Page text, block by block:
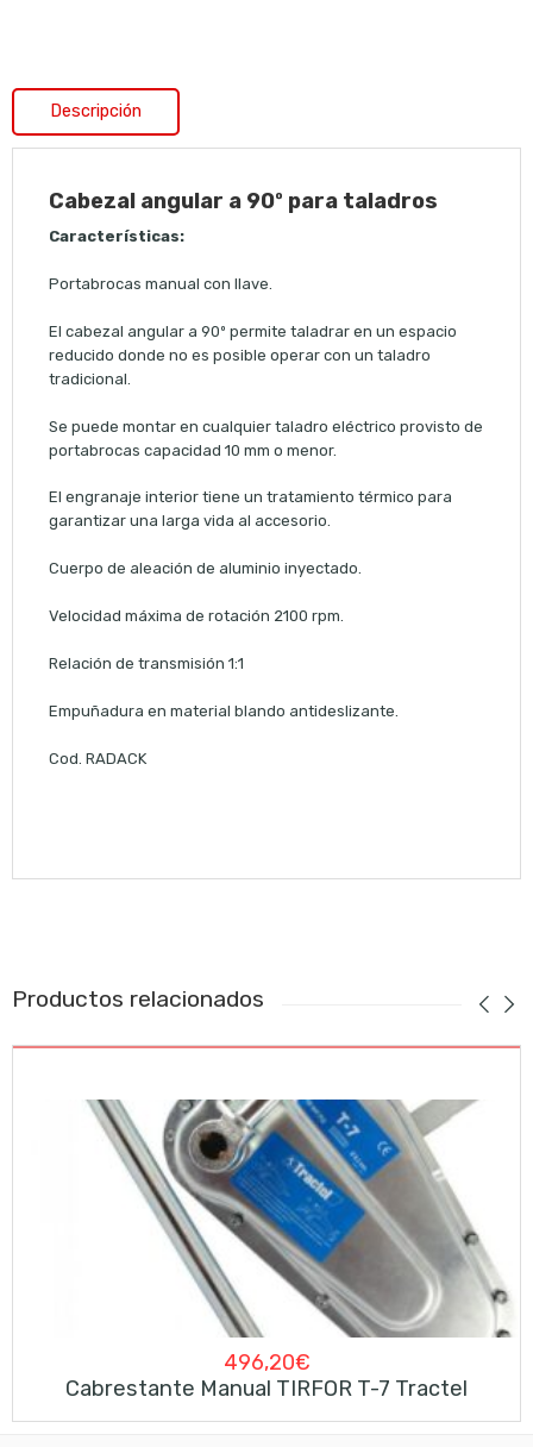
Descripción
Cabezal angular a 90º para taladros
Características:
Portabrocas manual con llave.
El cabezal angular a 90º permite taladrar en un espacio
reducido donde no es posible operar con un taladro
tradicional.
Se puede montar en cualquier taladro eléctrico provisto de
portabrocas capacidad 10 mm o menor.
El engranaje interior tiene un tratamiento térmico para
garantizar una larga vida al accesorio.
Cuerpo de aleación de aluminio inyectado.
Velocidad máxima de rotación 2100 rpm.
Relación de transmisión 1:1
Empuñadura en material blando antideslizante.
Cod. RADACK
Productos relacionados
496,20€
Cabrestante Manual TIRFOR T-7 Tractel